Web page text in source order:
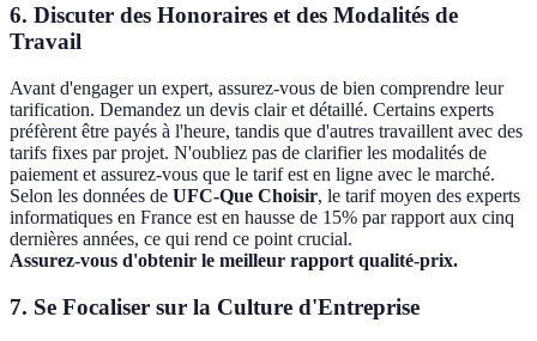
6. Discuter des Honoraires et des Modalités de
Travail
Avant d'engager un expert, assurez-vous de bien comprendre leur
tarification. Demandez un devis clair et détaillé. Certains experts
préfèrent être payés à l'heure, tandis que d'autres travaillent avec des
tarifs fixes par projet. N'oubliez pas de clarifier les modalités de
paiement et assurez-vous que le tarif est en ligne avec le marché.
Selon les données de UFC-Que Choisir, le tarif moyen des experts
informatiques en France est en hausse de 15% par rapport aux cinq
dernières années, ce qui rend ce point crucial.
Assurez-vous d'obtenir le meilleur rapport qualité-prix.
7. Se Focaliser sur la Culture d'Entreprise